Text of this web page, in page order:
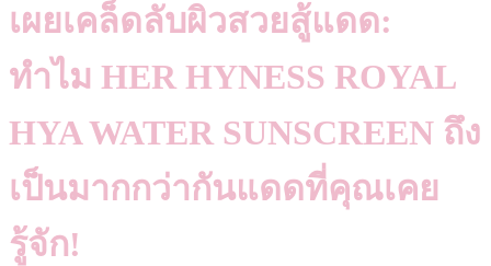
เผยเคล็ดลับผิวสวยสู้แดด:
ทำไม HER HYNESS ROYAL
HYA WATER SUNSCREEN ถึง
เป็นมากกว่ากันแดดที่คุณเคย
รู้จัก!